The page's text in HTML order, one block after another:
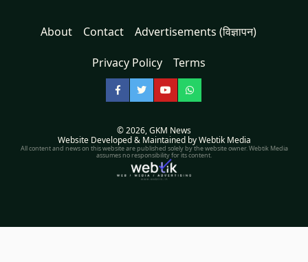
About Contact Advertisements (विज्ञापन)
Privacy Policy Terms
Facebook
TwitterYouTubeWhatsApp
© 2026,GKM News
Website Developed & Maintained by Webtik Media
All content and news on this website are published solely by the website owner. Webtik Media
assumes no responsibility for its content.